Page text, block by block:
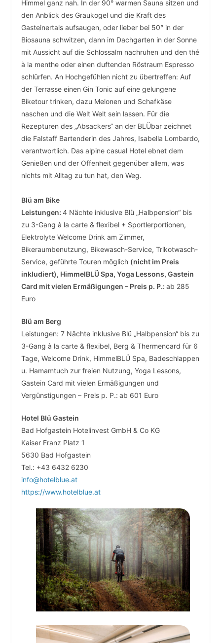
Himmel ganz nah. In der 90° warmen Sauna sitzen und
den Anblick des Graukogel und die Kraft des
Gasteinertals aufsaugen, oder lieber bei 50° in der
Biosauna schwitzen, dann im Dachgarten in der Sonne
mit Aussicht auf die Schlossalm nachruhen und den thé
à la menthe oder einen duftenden Röstraum Espresso
schlürfen. An Hochgefühlen nicht zu übertreffen: Auf
der Terrasse einen Gin Tonic auf eine gelungene
Biketour trinken, dazu Melonen und Schafkäse
naschen und die Welt Welt sein lassen. Für die
Rezepturen des „Absackers“ an der BLÜbar zeichnet
die Falstaff Bartenderin des Jahres, Isabella Lombardo,
verantwortlich. Das alpine casual Hotel ebnet dem
Genießen und der Offenheit gegenüber allem, was
nichts mit Alltag zu tun hat, den Weg.
Blü am Bike
Leistungen: 4 Nächte inklusive Blü „Halbpension“ bis
zu 3-Gang à la carte & flexibel + Sportlerportionen,
Elektrolyte Welcome Drink am Zimmer,
Bikeraumbenutzung, Bikewasch-Service, Trikotwasch-
Service, geführte Touren möglich (nicht im Preis
inkludiert), HimmelBLÜ Spa, Yoga Lessons, Gastein
Card mit vielen Ermäßigungen – Preis p. P.: ab 285
Euro
Blü am Berg
Leistungen: 7 Nächte inklusive Blü „Halbpension“ bis zu
3-Gang à la carte & flexibel, Berg & Thermencard für 6
Tage, Welcome Drink, HimmelBLÜ Spa, Badeschlappen
u. Hamamtuch zur freien Nutzung, Yoga Lessons,
Gastein Card mit vielen Ermäßigungen und
Vergünstigungen – Preis p. P.: ab 601 Euro
Hotel Blü Gastein
Bad Hofgastein Hotelinvest GmbH & Co KG
Kaiser Franz Platz 1
5630 Bad Hofgastein
Tel.: +43 6432 6230
info@hotelblue.at
https://www.hotelblue.at